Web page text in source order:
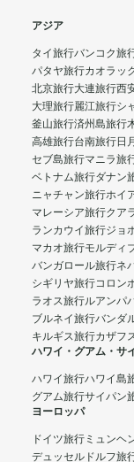
アジア
タイ旅行バンコク旅
パタヤ旅行カオラッ
北京旅行大連旅行西
大理旅行麗江旅行シ
釜山旅行済州島旅行
高雄旅行台南旅行日
セブ島旅行マニラ旅
ベトナム旅行ダナン
ニャチャン旅行ホイ
マレーシア旅行クア
ランカウイ旅行ジョ
マカオ旅行モルディ
バンガロール旅行ネ
シギリヤ旅行コロン
ラオス旅行ルアンパ
ブルネイ旅行バンダ
キルギス旅行カザフ
ハワイ・グアム・サ
ハワイ旅行ハワイ島
グアム旅行サイパン
ヨーロッパ
ドイツ旅行 ミュンヘ
デュッセルドルフ旅